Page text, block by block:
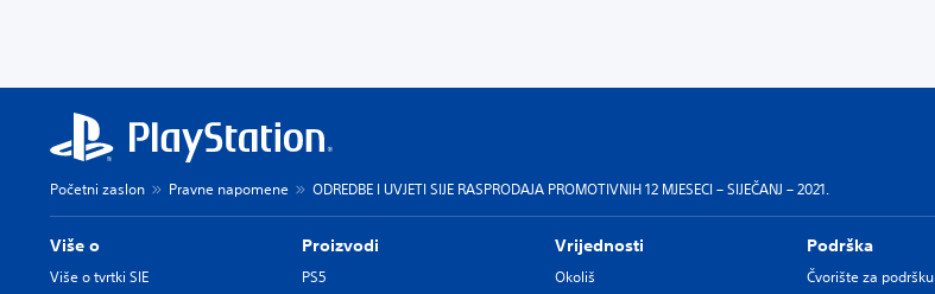
Početni zaslon Pravne napomene ODREDBE I UVJETI SIJE RASPRODAJA PROMOTIVNIH 12 MJESECI – SIJEČANJ – 2021.
Više o
Više o tvrtki SIE
Proizvodi
PS5
Vrijednosti
Okoliš
Podrška
Čvorište za podršku